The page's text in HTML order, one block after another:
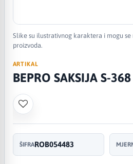
Slike su ilustrativnog karaktera i mogu
proizvoda.
ARTIKAL
BEPRO SAKSIJA S-
ŠIFRAROB054483